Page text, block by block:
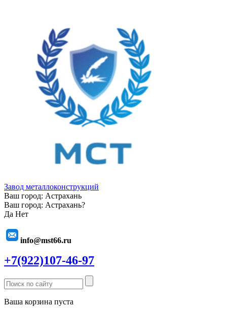
Завод металлоконструкций
Ваш город: Астрахань
Ваш город: Астрахань?
Да Нет
info@mst66.ru
+7(922)107-46-97
Ваша корзина пуста